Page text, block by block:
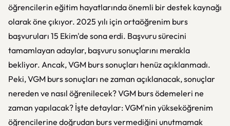
öğrencilerin eğitim hayatlarında önemli bir destek kaynağı
olarak öne çıkıyor. 2025 yılı için ortaöğrenim burs
başvuruları 15 Ekim'de sona erdi. Başvuru sürecini
tamamlayan adaylar, başvuru sonuçlarını merakla
bekliyor. Ancak, VGM burs sonuçları henüz açıklanmadı.
Peki, VGM burs sonuçları ne zaman açıklanacak, sonuçlar
nereden ve nasıl öğrenilecek? VGM burs ödemeleri ne
zaman yapılacak? İşte detaylar: VGM'nin yükseköğrenim
öğrencilerine doğrudan burs vermediğini unutmamak